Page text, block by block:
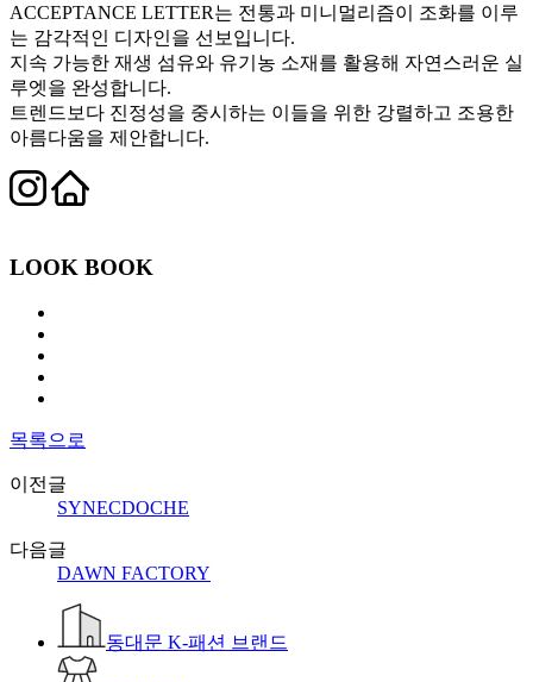
ACCEPTANCE LETTER는 전통과 미니멀리즘이 조화를 이루
는 감각적인 디자인을 선보입니다.
지속 가능한 재생 섬유와 유기농 소재를 활용해 자연스러운 실
루엣을 완성합니다.
트렌드보다 진정성을 중시하는 이들을 위한 강렬하고 조용한
아름다움을 제안합니다.
LOOK BOOK
목록으로
이전글
SYNECDOCHE
다음글
DAWN FACTORY
동대문 K-패션 브랜드